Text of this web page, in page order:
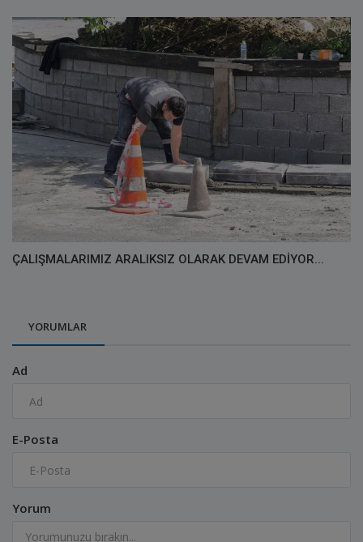
ÇALIŞMALARIMIZ ARALIKSIZ OLARAK DEVAM EDİYOR...
YORUMLAR
Ad
E-Posta
Yorum